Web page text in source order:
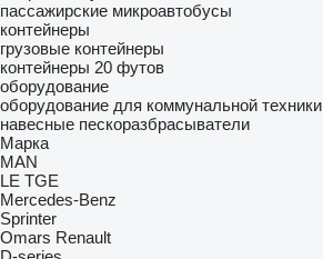
пассажирские микроавтобусы
контейнеры
грузовые контейнеры
контейнеры 20 футов
оборудование
оборудование для коммунальной техники
навесные пескоразбрасыватели
Марка
MAN
LE TGE
Mercedes-Benz
Sprinter
Omars Renault